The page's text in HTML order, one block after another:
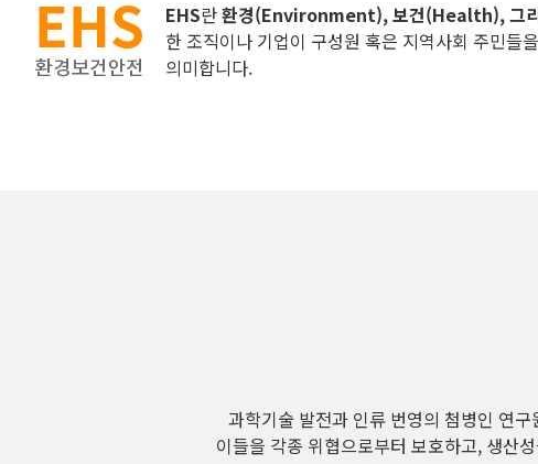
EHS란환경(Environment), 보건(Health), 그
한 조직이나 기업이 구성원 혹은 지역사회 주민들
의미합니다.
과학기술 발전과 인류 번영의 첨병인 연
이들을 각종 위협으로부터 보호하고, 생산